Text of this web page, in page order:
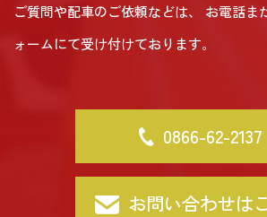
ご質問や配車のご依頼などは、 お電話ま
ォームにて受け付けております。
0866-62-2137
お問い合わせは